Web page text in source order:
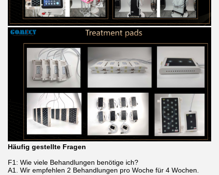
Häufig gestellte Fragen
F1: Wie viele Behandlungen benötige ich?
A1. Wir empfehlen 2 Behandlungen pro Woche für 4 Wochen.